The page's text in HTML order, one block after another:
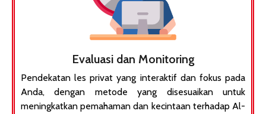
Evaluasi dan Monitoring
Pendekatan les privat yang interaktif dan fokus pada
Anda, dengan metode yang disesuaikan untuk
meningkatkan pemahaman dan kecintaan terhadap Al-